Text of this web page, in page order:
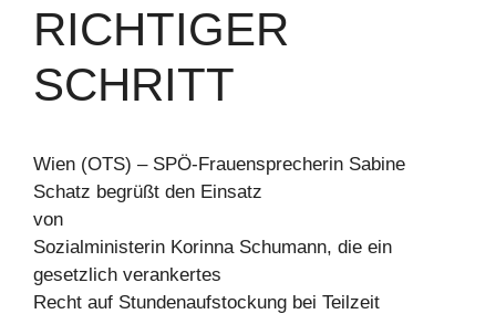
RICHTIGER
SCHRITT
Wien (OTS) – SPÖ-Frauensprecherin Sabine
Schatz begrüßt den Einsatz
von
Sozialministerin Korinna Schumann, die ein
gesetzlich verankertes
Recht auf Stundenaufstockung bei Teilzeit